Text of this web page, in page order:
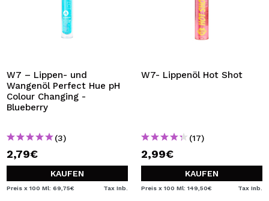
W7 – Lippen- und
Wangenöl Perfect Hue pH
Colour Changing -
Blueberry
(3)
2,79€
KAUFEN
Preis x 100 Ml: 69,75€ Tax Inb.
W7- Lippenöl Hot Shot
(17)
2,99€
KAUFEN
Preis x 100 Ml: 149,50€ Tax Inb.